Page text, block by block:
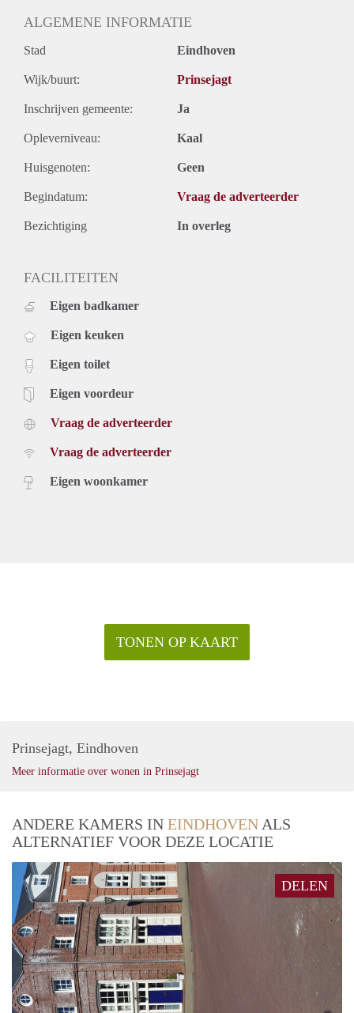
ALGEMENE INFORMATIE
Stad Eindhoven
Wijk/buurt: Prinsejagt
Inschrijven gemeente: Ja
Opleverniveau: Kaal
Huisgenoten: Geen
Begindatum: Vraag de adverteerder
Bezichtiging In overleg
FACILITEITEN
Eigen badkamer
Eigen keuken
Eigen toilet
Eigen voordeur
Vraag de adverteerder
Vraag de adverteerder
Eigen woonkamer
TONEN OP KAART
Prinsejagt, Eindhoven
Meer informatie over wonen in Prinsejagt
ANDERE KAMERS IN EINDHOVEN ALS
ALTERNATIEF VOOR DEZE LOCATIE
DELEN